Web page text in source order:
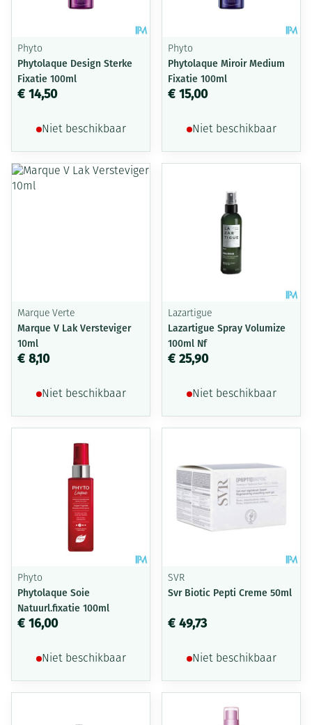
Phyto
Phytolaque Design Sterke
Fixatie 100ml
€ 14,50
Niet beschikbaar
Phyto
Phytolaque Miroir Medium
Fixatie 100ml
€ 15,00
Niet beschikbaar
Marque Verte
Marque V Lak Versteviger
10ml
€ 8,10
Niet beschikbaar
Lazartigue
Lazartigue Spray Volumize
100ml Nf
€ 25,90
Niet beschikbaar
Phyto
Phytolaque Soie
Natuurl.fixatie 100ml
€ 16,00
Niet beschikbaar
SVR
Svr Biotic Pepti Creme 50ml
€ 49,73
Niet beschikbaar